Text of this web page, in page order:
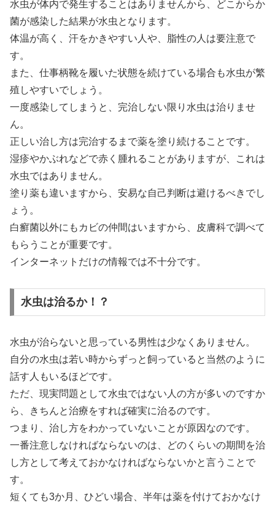
水虫が体内で発生することはありませんから、どこからか
菌が感染した結果が水虫となります。
体温が高く、汗をかきやすい人や、脂性の人は要注意で
す。
また、仕事柄靴を履いた状態を続けている場合も水虫が繁
殖しやすいでしょう。
一度感染してしまうと、完治しない限り水虫は治りませ
ん。
正しい治し方は完治するまで薬を塗り続けることです。
湿疹やかぶれなどで赤く腫れることがありますが、これは
水虫ではありません。
塗り薬も違いますから、安易な自己判断は避けるべきでし
ょう。
白癬菌以外にもカビの仲間はいますから、皮膚科で調べて
もらうことが重要です。
インターネットだけの情報では不十分です。
水虫は治るか！？
水虫が治らないと思っている男性は少なくありません。
自分の水虫は若い時からずっと飼っていると当然のように
話す人もいるほどです。
ただ、現実問題として水虫ではない人の方が多いのですか
ら、きちんと治療をすれば確実に治るのです。
つまり、治し方をわかっていないことが原因なのです。
一番注意しなければならないのは、どのくらいの期間を治
し方として考えておかなければならないかと言うことで
す。
短くても3か月、ひどい場合、半年は薬を付けておかなけ